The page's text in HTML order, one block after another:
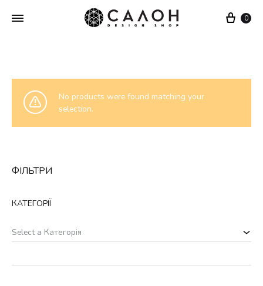
Cart
0
No products were found matching your
selection.
ФІЛЬТРИ
КАТЕГОРІЇ
Select a Категорія